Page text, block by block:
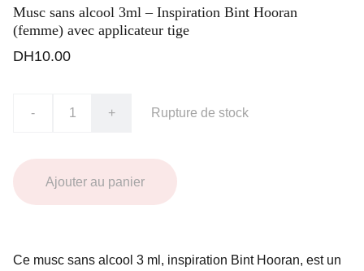
Musc sans alcool 3ml – Inspiration Bint Hooran
(femme) avec applicateur tige
DH10.00
- + Rupture de stock
Ajouter au panier
Ce musc sans alcool 3 ml, inspiration Bint Hooran, est un